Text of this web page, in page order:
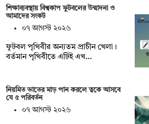
শিক্ষাব্যবস্থায় বিশ্বকাপ ফুটবলের উন্মাদনা ও
আমাদের সংকট
০৭ আগস্ট ২০২৬
ফুটবল পৃথিবীর অন্যতম প্রাচীন খেলা।
বর্তমান পৃথিবীতে এটিই এখ…
নিয়মিত ভাতের মাড় পান করলে ত্বকে আসবে
যে ৫ পরিবর্তন
০৭ আগস্ট ২০২৬